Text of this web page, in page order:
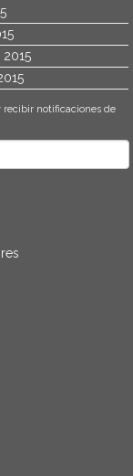
recibir notificaciones de